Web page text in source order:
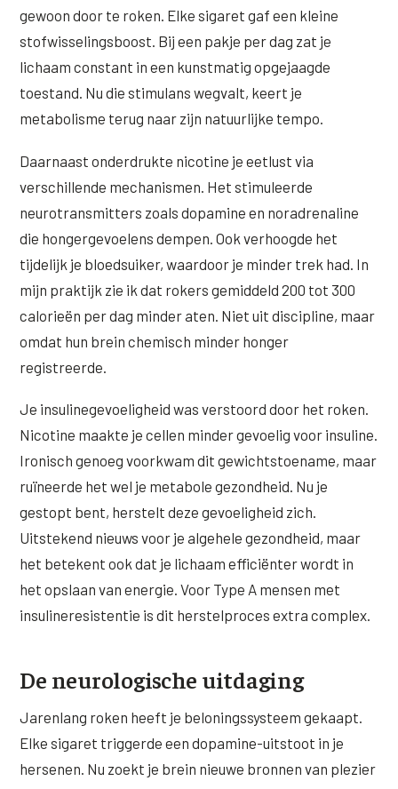
gewoon door te roken. Elke sigaret gaf een kleine
stofwisselingsboost. Bij een pakje per dag zat je
lichaam constant in een kunstmatig opgejaagde
toestand. Nu die stimulans wegvalt, keert je
metabolisme terug naar zijn natuurlijke tempo.
Daarnaast onderdrukte nicotine je eetlust via
verschillende mechanismen. Het stimuleerde
neurotransmitters zoals dopamine en noradrenaline
die hongergevoelens dempen. Ook verhoogde het
tijdelijk je bloedsuiker, waardoor je minder trek had. In
mijn praktijk zie ik dat rokers gemiddeld 200 tot 300
calorieën per dag minder aten. Niet uit discipline, maar
omdat hun brein chemisch minder honger
registreerde.
Je insulinegevoeligheid was verstoord door het roken.
Nicotine maakte je cellen minder gevoelig voor insuline.
Ironisch genoeg voorkwam dit gewichtstoename, maar
ruïneerde het wel je metabole gezondheid. Nu je
gestopt bent, herstelt deze gevoeligheid zich.
Uitstekend nieuws voor je algehele gezondheid, maar
het betekent ook dat je lichaam efficiënter wordt in
het opslaan van energie. Voor Type A mensen met
insulineresistentie is dit herstelproces extra complex.
De neurologische uitdaging
Jarenlang roken heeft je beloningssysteem gekaapt.
Elke sigaret triggerde een dopamine-uitstoot in je
hersenen. Nu zoekt je brein nieuwe bronnen van plezier